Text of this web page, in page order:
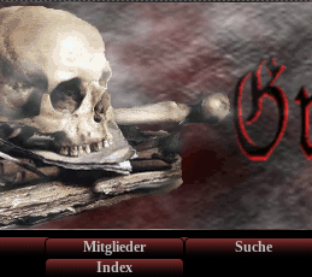
Mitglieder
Suche
Index